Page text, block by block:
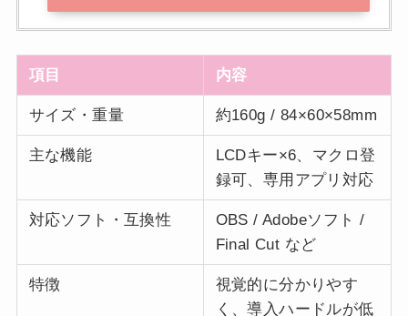
項目 内容
サイズ・重量 約160g / 84×60×58mm
主な機能
LCDキー×6、マクロ登
録可、専用アプリ対応
対応ソフト・互換性
OBS / Adobeソフト /
Final Cut など
特徴
視覚的に分かりやす
く、導入ハードルが低